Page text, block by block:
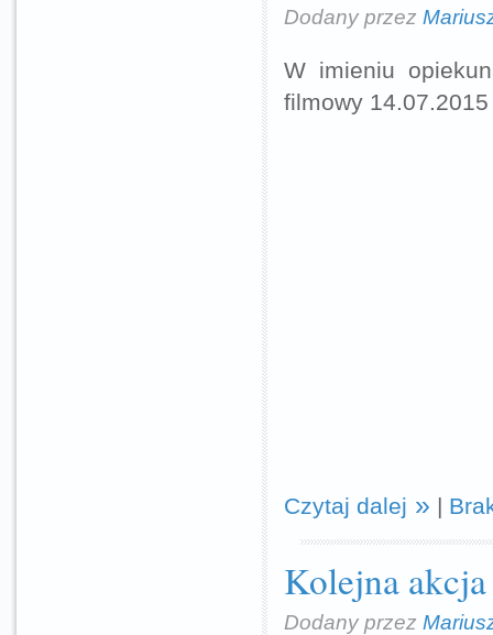
Dodany przez
W imieniu
filmowy
Czytaj dalej |
Kolejna
Dodany przez